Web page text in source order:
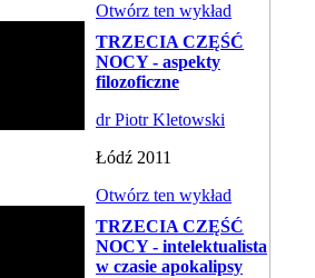
Otwórz ten wykład
TRZECIA CZĘŚĆ
NOCY - aspekty
filozoficzne
dr Piotr Kletowski
Łódź 2011
Otwórz ten wykład
TRZECIA CZĘŚĆ
NOCY - intelektualista
w czasie apokalipsy